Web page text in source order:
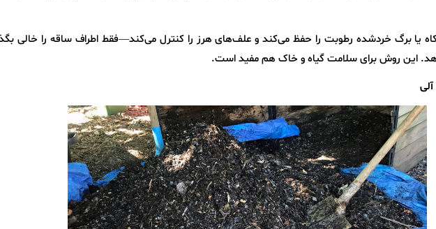
یا برگ خردشده رطوبت را حفظ می‌کند و علف‌های هرز را کنترل می‌کند—فقط اطراف ساقه را خالی
این روش برای سلامت گیاه و خاک هم مفید است.